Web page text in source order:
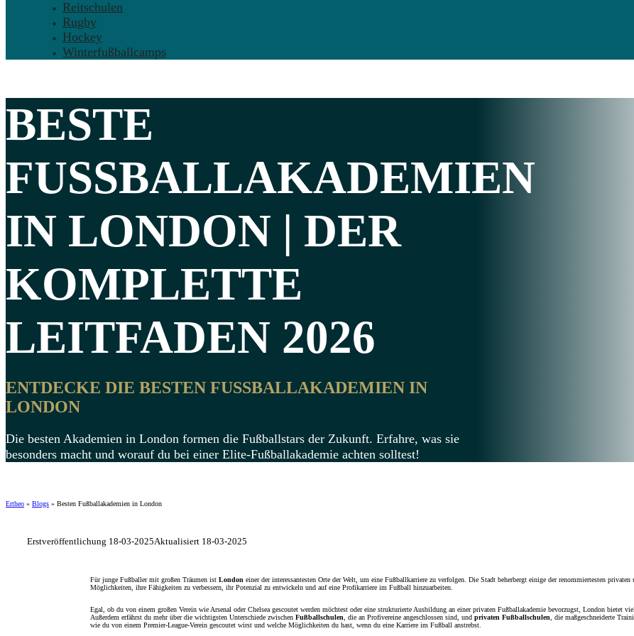
Reitschulen
Rugby
Hockey
Winterfußballcamps
BESTE
FUSSBALLAKADEMIEN
IN LONDON | DER
KOMPLETTE
LEITFADEN 2026
ENTDECKE DIE BESTEN FUSSBALLAKADEMIEN IN L
ONDON
Die besten Akademien in London formen die Fußballstars der Zukunft. Erfahre, was sie
besonders macht und worauf du bei einer Elite-Fußballakademie achten solltest!
Ertheo » Blogs » Besten Fußballakademien in London
Erstveröffentlichung 18-03-2025Aktualisiert 18-03-2025
Für junge Fußballer mit großen Träumen ist London einer der interessantesten Orte der Welt, um eine Fußballkarriere zu verfolgen. Die Stadt beherbergt einige der renommiertesten
Möglichkeiten, ihre Fähigkeiten zu verbessern, ihr Potenzial zu entwickeln und auf eine Profikarriere im Fußball hinzuarbeiten.
Egal, ob du von einem großen Verein wie Arsenal oder Chelsea gescoutet werden möchtest oder eine strukturierte Ausbildung an einer privaten Fußballakademie bevorzugst, London bietet
Außerdem erfährst du mehr über die wichtigsten Unterschiede zwischen Fußballschulen , die an Profivereine angeschlossen sind, und privaten Fußballschulen , die maßgeschneiderte
wie du von einem Premier-League-Verein gescoutet wirst und welche Möglichkeiten du hast, wenn du eine Karriere im Fußball anstrebst.